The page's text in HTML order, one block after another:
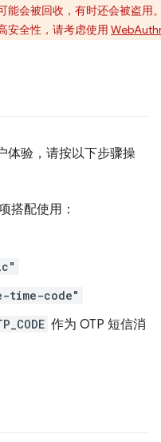
能会被回收，有时还会被盗用
安全性，请考虑使用
体验，请按以下步骤操
搭配使用：
time-code"
作为 OTP 短信消